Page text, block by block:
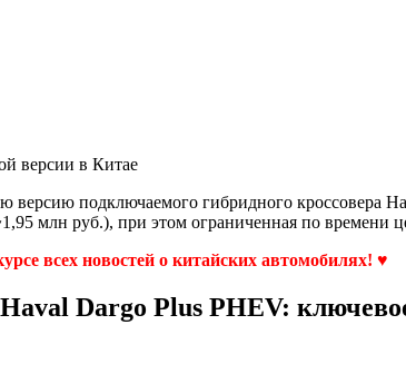
версии в Китае
версию подключаемого гибридного кроссовера
млн руб.), при этом ограниченная по времени
всех новостей о китайских автомобилях! ♥
Haval Dargo Plus PHEV: